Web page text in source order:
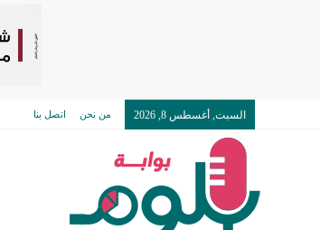
السبت, أغسطس 8, 2026 من نحن اتصل بنا